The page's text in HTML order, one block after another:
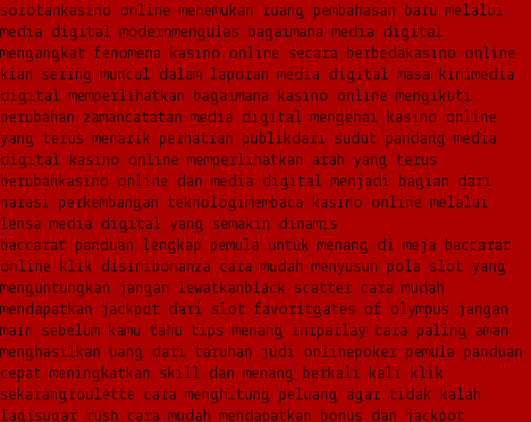
sorotan kasino online menemukan ruang pembahasan baru melalui
media digital modernmengulas bagaimana media digital
mengangkat fenomena kasino online secara berbeda kasino online
kian sering muncul dalam laporan media digital masa kinimedia
digital memperlihatkan bagaimana kasino online mengikuti
perubahan zamancatatan media digital mengenai kasino online
yang terus menarik perhatian publikdari sudut pandang media
digital kasino online memperlihatkan arah yang terus
berubah kasino online dan media digital menjadi bagian dari
narasi perkembangan teknologimembaca kasino online melalui
lensa media digital yang semakin dinamis
baccarat panduan lengkap pemula untuk menang di meja baccarat
online klik disini bonanza cara mudah menyusun pola slot yang
menguntungkan jangan lewatkan black scatter cara mudah
mendapatkan jackpot dari slot favoritgates of olympus jangan
main sebelum kamu tahu tips menang iniparlay cara paling aman
menghasilkan uang dari taruhan judi onlinepoker pemula panduan
cepat meningkatkan skill dan menang berkali kali klik
sekarangroulette cara menghitung peluang agar tidak kalah
lagisugar rush cara mudah mendapatkan bonus dan jackpot